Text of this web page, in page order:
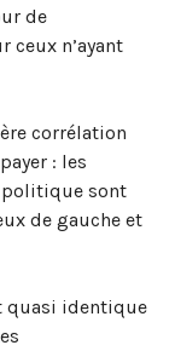
de
ceux n’ayant
corrélation
: les
politique sont
de gauche et
quasi identique